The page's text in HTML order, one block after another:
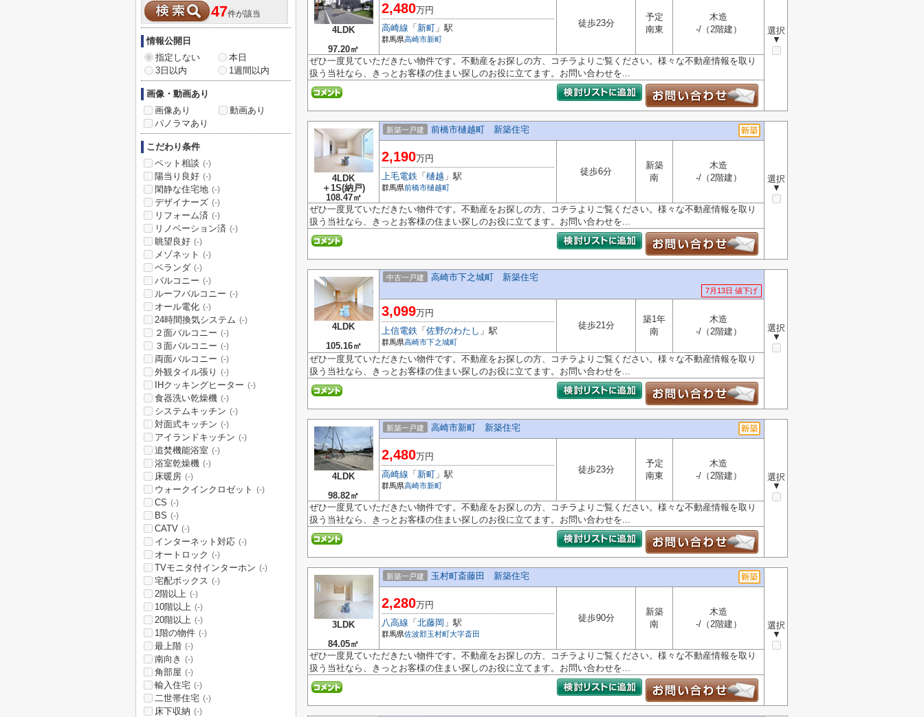
4LDK
97.20㎡
選択
▼
2,480万円
高崎線 「 新町 」駅
群馬県高崎市新町
徒歩23分
予定
南東
木造
-/（2階建）
ぜひ一度見ていただきたい物件です。不動産をお探しの方、コチラよりご覧ください。様々な不動産情報を取り
扱う当社なら、きっとお客様の住まい探しのお役に立てます。お問い合わせを...
4LDK
＋1S(納戸)
108.47㎡
新築一戸建 前橋市樋越町 新築住宅
選択
▼
2,190万円
上毛電鉄 「 樋越 」駅
群馬県前橋市樋越町
徒歩6分
新築
南
木造
-/（2階建）
ぜひ一度見ていただきたい物件です。不動産をお探しの方、コチラよりご覧ください。様々な不動産情報を取り
扱う当社なら、きっとお客様の住まい探しのお役に立てます。お問い合わせを...
4LDK
105.16㎡
中古一戸建 高崎市下之城町 新築住宅
7月13日 値下げ
選択
▼
3,099万円
上信電鉄 「 佐野のわたし 」駅
群馬県高崎市下之城町
徒歩21分
築1年
南
木造
-/（2階建）
ぜひ一度見ていただきたい物件です。不動産をお探しの方、コチラよりご覧ください。様々な不動産情報を取り
扱う当社なら、きっとお客様の住まい探しのお役に立てます。お問い合わせを...
4LDK
98.82㎡
新築一戸建 高崎市新町 新築住宅
選択
▼
2,480万円
高崎線 「 新町 」駅
群馬県高崎市新町
徒歩23分
予定
南東
木造
-/（2階建）
ぜひ一度見ていただきたい物件です。不動産をお探しの方、コチラよりご覧ください。様々な不動産情報を取り
扱う当社なら、きっとお客様の住まい探しのお役に立てます。お問い合わせを...
3LDK
84.05㎡
新築一戸建 玉村町斎藤田 新築住宅
選択
▼
2,280万円
八高線 「 北藤岡 」駅
群馬県佐波郡玉村町大字斎田
徒歩90分
新築
南
木造
-/（2階建）
ぜひ一度見ていただきたい物件です。不動産をお探しの方、コチラよりご覧ください。様々な不動産情報を取り
扱う当社なら、きっとお客様の住まい探しのお役に立てます。お問い合わせを...
47件が該当
情報公開日
指定しない
本日
3日以内
1週間以内
画像・動画あり
画像あり
動画あり
パノラマあり
こだわり条件
ペット相談 (-)
陽当り良好 (-)
閑静な住宅地 (-)
デザイナーズ (-)
リフォーム済 (-)
リノベーション済 (-)
眺望良好 (-)
メゾネット (-)
ベランダ (-)
バルコニー (-)
ルーフバルコニー (-)
オール電化 (-)
24時間換気システム (-)
２面バルコニー (-)
３面バルコニー (-)
両面バルコニー (-)
外観タイル張り (-)
IHクッキングヒーター (-)
食器洗い乾燥機 (-)
システムキッチン (-)
対面式キッチン (-)
アイランドキッチン (-)
追焚機能浴室 (-)
浴室乾燥機 (-)
床暖房 (-)
ウォークインクロゼット (-)
CS (-)
BS (-)
CATV (-)
インターネット対応 (-)
オートロック (-)
TVモニタ付インターホン (-)
宅配ボックス (-)
2階以上 (-)
10階以上 (-)
20階以上 (-)
1階の物件 (-)
最上階 (-)
南向き (-)
角部屋 (-)
輸入住宅 (-)
二世帯住宅 (-)
床下収納 (-)